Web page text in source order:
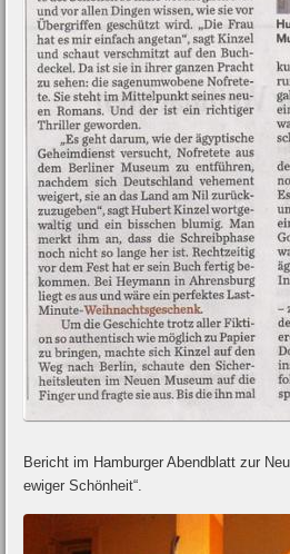
Bericht im Hamburger Abendblatt zur
ewiger Schönheit“.